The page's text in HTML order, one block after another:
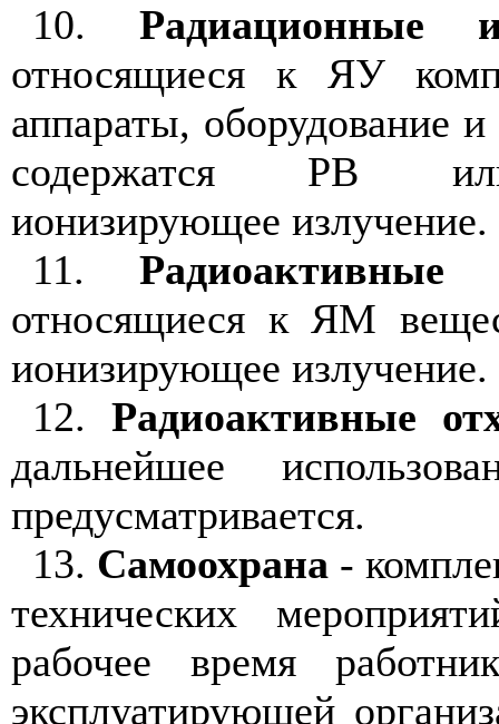
10.Радиационные
относящиеся к ЯУ
аппараты, оборудование
содержатся РВ или
ионизирующее излучение.
11.Радиоактивные
относящиеся к ЯМ
ионизирующее излучение.
12.Радиоактивные
дальнейшее
предусматривается.
13. Самоохрана-
технических
рабочее время
эксплуатирующей